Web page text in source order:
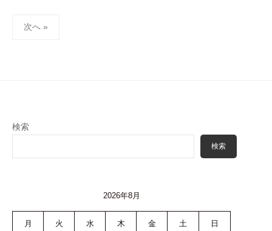
シ
ン
次へ »
検索
検索
2026年8月
月 火 水 木 金 土 日